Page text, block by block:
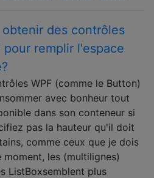
des contrôles
pour remplir l'espace
WPF (comme le Button)
avec bonheur tout
dans son conteneur si
pas la hauteur qu'il doit
comme ceux que je dois
moment, les (multilignes)
ListBoxsemblent plus